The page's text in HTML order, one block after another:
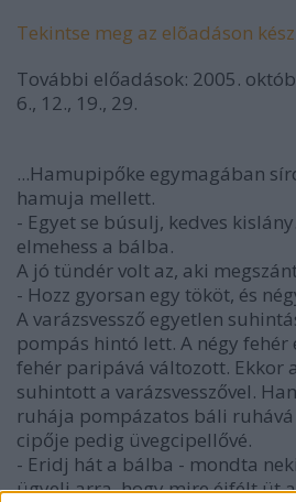
Tekintse meg az elõadáson
További előadások: 2005.
6., 12., 19., 29.
...Hamupipőke egymagában
hamuja mellett.
- Egyet se búsulj, kedves
elmehess a bálba.
A jó tündér volt az, aki
- Hozz gyorsan egy tököt, és
A varázsvessző egyetlen
pompás hintó lett. A négy fehér
fehér paripává változott. Ekkor
suhintott a varázsvesszővel.
ruhája pompázatos báli
cipője pedig üvegcipellővé.
- Eridj hát a bálba - mondta
ügyelj arra, hogy mire éjfélt üt